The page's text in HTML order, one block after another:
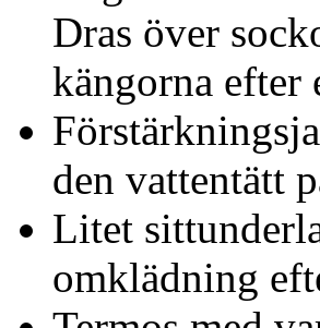
Dras över
kängorna efter
den vattentätt
Litet
omklädning